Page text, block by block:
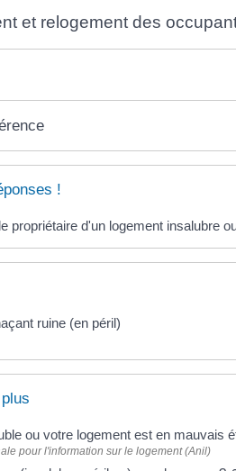
et relogement des
!
propriétaire d'un logement insalubre
ruine (en péril)
ou votre logement est en mauvais
pour l'information sur le logement (Anil)